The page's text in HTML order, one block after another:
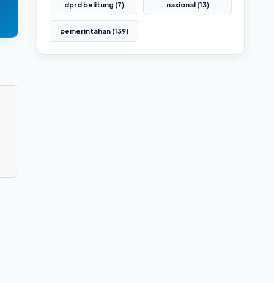
dprd belitung (7) nasional (13)
pemerintahan (139)